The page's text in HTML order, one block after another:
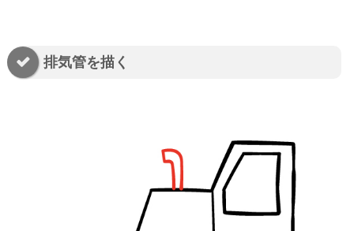
排気管を描く